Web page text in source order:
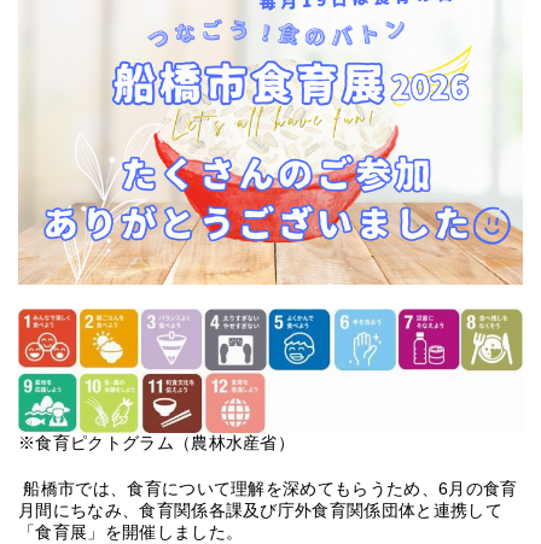
※食育ピクトグラム（農林水産省）
船橋市では、食育について理解を深めてもらうため、6月の食育
月間にちなみ、食育関係各課及び庁外食育関係団体と連携して
「食育展」を開催しました。